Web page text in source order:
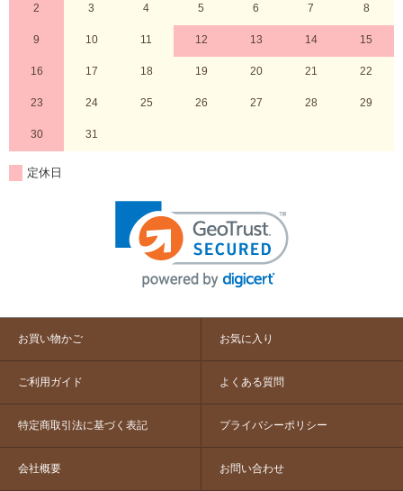
2 3 4 5 6 7 8
9 10 11 12 13 14 15
16 17 18 19 20 21 22
23 24 25 26 27 28 29
30 31
定休日
お買い物かご お気に入り
ご利用ガイド よくある質問
特定商取引法に基づく表記 プライバシーポリシー
会社概要 お問い合わせ